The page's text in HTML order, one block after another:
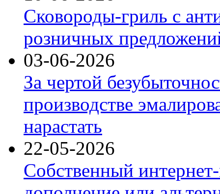
Сковороды-гриль с
розничных
03-06-2026
За чертой
производстве
нарастать
22-05-2026
Собственный